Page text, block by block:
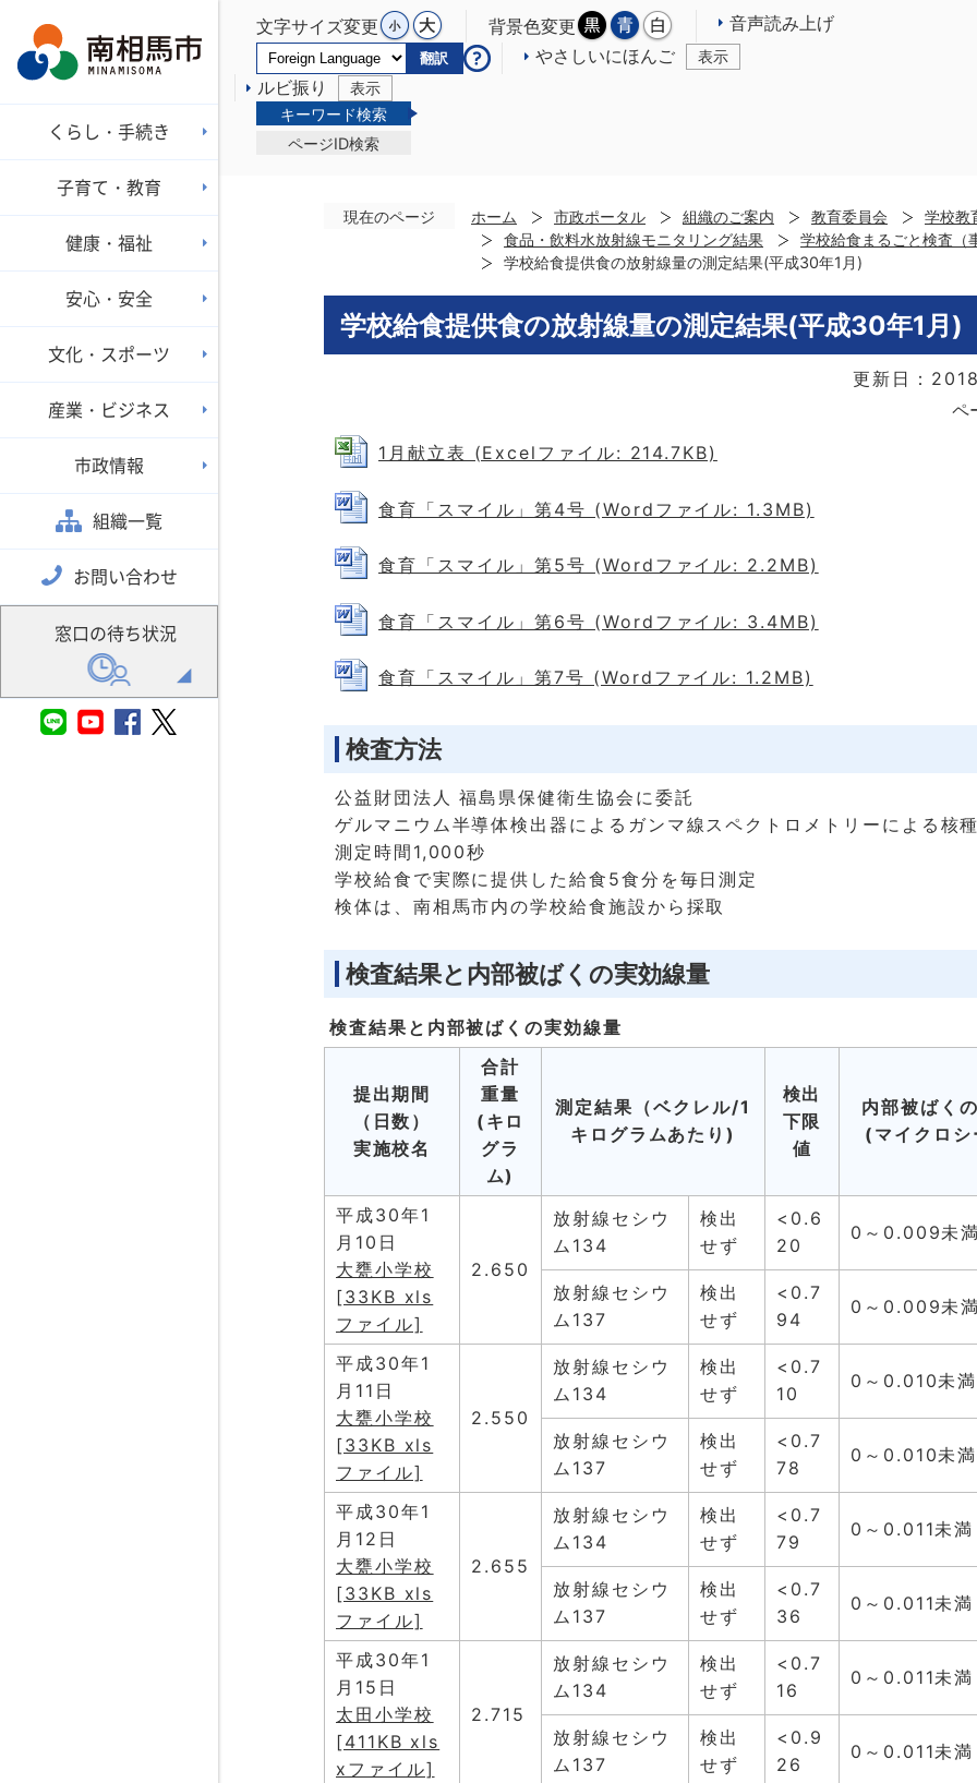
文字サイズ変更 背景色変更 音声読み上げ
翻訳 やさしいにほんご 表示
ルビ振り
表示
キーワード検索
ページID検索
くらし・手続き
子育て・教育
健康・福祉
安心・安全
文化・スポーツ
産業・ビジネス
市政情報
組織一覧
お問い合わせ
窓口の待ち状況
現在のページ ホーム 市政ポータル 組織のご案内 教育委員会 学校教
食品・飲料水放射線モニタリング結果
学校給食まるごと検査（
学校給食提供食の放射線量の測定結果(平成30年1月)
学校給食提供食の放射線量の測定結果(平成30年1月)
更新日：
ペ
1月献立表 (Excelファイル: 214.7KB)
食育「スマイル」第4号 (Wordファイル: 1.3MB)
食育「スマイル」第5号 (Wordファイル: 2.2MB)
食育「スマイル」第6号 (Wordファイル: 3.4MB)
食育「スマイル」第7号 (Wordファイル: 1.2MB)
検査方法
公益財団法人 福島県保健衛生協会に委託
ゲルマニウム半導体検出器によるガンマ線スペクトロメトリーによる核
測定時間1,000秒
学校給食で実際に提供した給食5食分を毎日測定
検体は、南相馬市内の学校給食施設から採取
検査結果と内部被ばくの実効線量
検査結果と内部被ばくの実効線量
提出期間
（日数）
実施校名
合計
重量
(キロ
グラ
ム)
測定結果（ベクレル/1
キログラムあたり)
検出
下限
値
内部被ばく
(マイクロシ
平成30年1
月10日
大甕小学校
[33KB xls
ファイル]
2.650
放射線セシウ
ム134
検出
せず
<0.6
20
0～0.009未満
放射線セシウ
ム137
検出
せず
<0.7
94
0～0.009未満
平成30年1
月11日
大甕小学校
[33KB xls
ファイル]
2.550
放射線セシウ
ム134
検出
せず
<0.7
10
0～0.010未満
放射線セシウ
ム137
検出
せず
<0.7
78
0～0.010未満
平成30年1
月12日
大甕小学校
[33KB xls
ファイル]
2.655
放射線セシウ
ム134
検出
せず
<0.7
79
0～0.011未満
放射線セシウ
ム137
検出
せず
<0.7
36
0～0.011未満
平成30年1
月15日
太田小学校
[411KB xls
xファイル]
2.715
放射線セシウ
ム134
検出
せず
<0.7
16
0～0.011未満
放射線セシウ
ム137
検出
せず
<0.9
26
0～0.011未満